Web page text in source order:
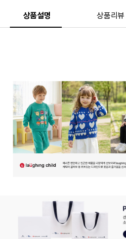
상품설명 상품리뷰